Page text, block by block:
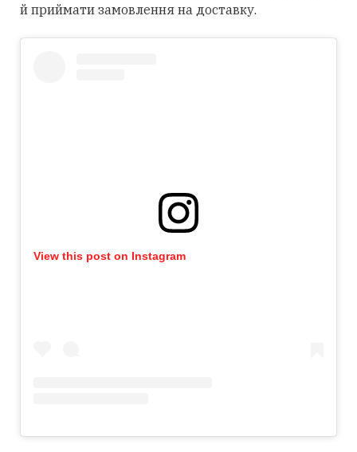
й приймати замовлення на доставку.
View this post on Instagram